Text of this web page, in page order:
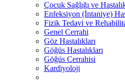
Çocuk Sağlığı ve
Enfeksiyon (İntaniye)
Fizik Tedavi ve
Genel Cerrahi
Göz Hastalıkları
Göğüs Hastalıkları
Göğüs Cerrahisi
Kardiyoloji